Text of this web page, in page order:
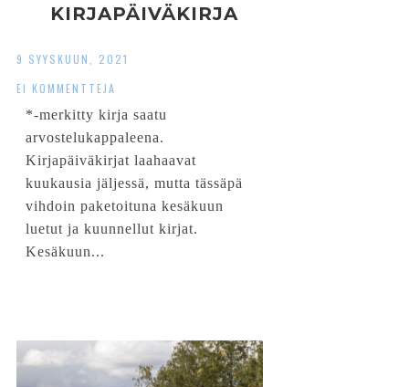
KIRJAPÄIVÄKIRJA
9 SYYSKUUN, 2021
EI KOMMENTTEJA
*-merkitty kirja saatu
arvostelukappaleena.
Kirjapäiväkirjat laahaavat
kuukausia jäljessä, mutta tässäpä
vihdoin paketoituna kesäkuun
luetut ja kuunnellut kirjat.
Kesäkuun...